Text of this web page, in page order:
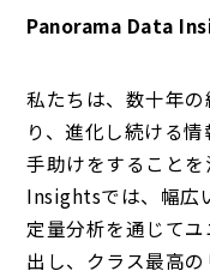
Panorama Data
私たちは、数十年
り、進化し続ける
手助けをすること
Insightsでは、幅広
定量分析を通じて
出し、クラス最高